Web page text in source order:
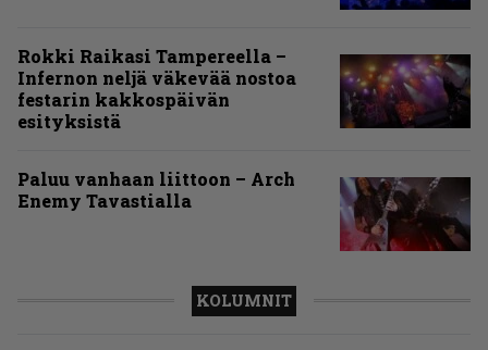
Rokki Raikasi Tampereella –
Infernon neljä väkevää nostoa
festarin kakkospäivän
esityksistä
Paluu vanhaan liittoon – Arch
Enemy Tavastialla
KOLUMNIT